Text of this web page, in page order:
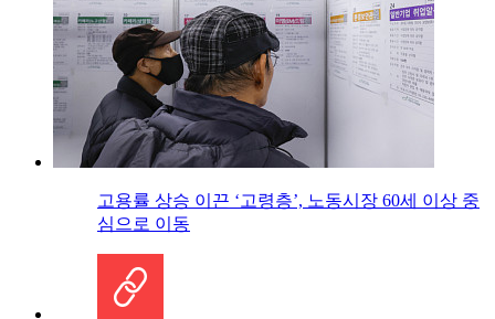
고용률 상승 이끈 ‘고령층’, 노동시장 60세 이상 중
심으로 이동